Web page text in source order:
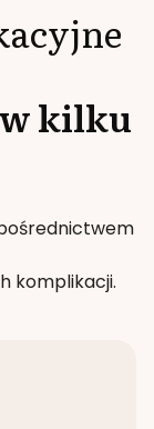
w kilku
komplikacji.